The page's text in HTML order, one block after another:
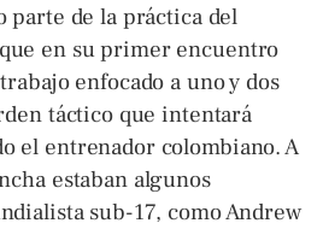
parte de la práctica del
en su primer encuentro
enfocado a uno y dos
táctico que intentará
el entrenador colombiano. A
estaban algunos
sub-17, como Andrew